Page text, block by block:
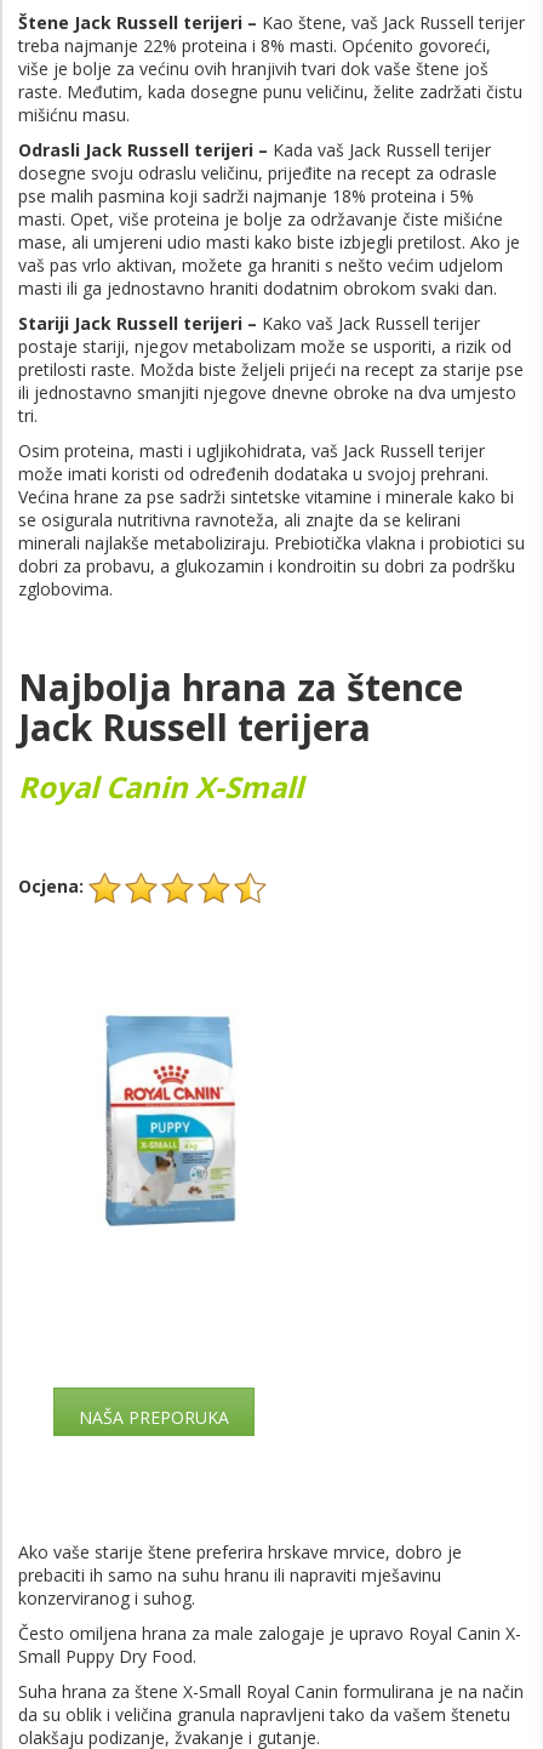
Štene Jack Russell terijeri – Kao štene, vaš Jack Russell terijer
treba najmanje 22% proteina i 8% masti. Općenito govoreći,
više je bolje za većinu ovih hranjivih tvari dok vaše štene još
raste. Međutim, kada dosegne punu veličinu, želite zadržati čistu
mišićnu masu.
Odrasli Jack Russell terijeri – Kada vaš Jack Russell terijer
dosegne svoju odraslu veličinu, prijeđite na recept za odrasle
pse malih pasmina koji sadrži najmanje 18% proteina i 5%
masti. Opet, više proteina je bolje za održavanje čiste mišićne
mase, ali umjereni udio masti kako biste izbjegli pretilost. Ako je
vaš pas vrlo aktivan, možete ga hraniti s nešto većim udjelom
masti ili ga jednostavno hraniti dodatnim obrokom svaki dan.
Stariji Jack Russell terijeri – Kako vaš Jack Russell terijer
postaje stariji, njegov metabolizam može se usporiti, a rizik od
pretilosti raste. Možda biste željeli prijeći na recept za starije pse
ili jednostavno smanjiti njegove dnevne obroke na dva umjesto
tri.
Osim proteina, masti i ugljikohidrata, vaš Jack Russell terijer
može imati koristi od određenih dodataka u svojoj prehrani.
Većina hrane za pse sadrži sintetske vitamine i minerale kako bi
se osigurala nutritivna ravnoteža, ali znajte da se kelirani
minerali najlakše metaboliziraju. Prebiotička vlakna i probiotici su
dobri za probavu, a glukozamin i kondroitin su dobri za podršku
zglobovima.
Najbolja hrana za štence
Jack Russell terijera
Royal Canin X-Small
Ocjena:
NAŠA PREPORUKA
Ako vaše starije štene preferira hrskave mrvice, dobro je
prebaciti ih samo na suhu hranu ili napraviti mješavinu
konzerviranog i suhog.
Često omiljena hrana za male zalogaje je upravo Royal Canin X-
Small Puppy Dry Food.
Suha hrana za štene X-Small Royal Canin formulirana je na način
da su oblik i veličina granula napravljeni tako da vašem štenetu
olakšaju podizanje, žvakanje i gutanje.